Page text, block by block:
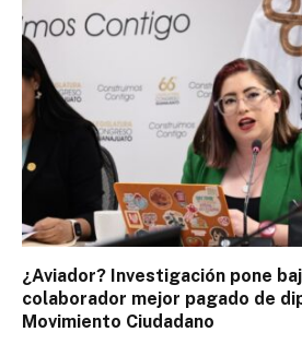
¿Aviador? Investigación pone
colaborador mejor pagado de
Movimiento Ciudadano